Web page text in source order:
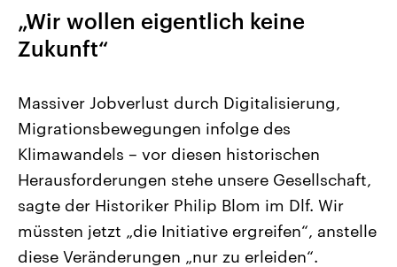
Landtagswahl Sachsen-Anhalt
2026
Alle Informationen
Sachsen-Anhalt wählt am 6.
September 2026 einen neuen
Landtag. Seit 2021 wird das
Bundesland von einer Koalition aus
CDU, SPD und FDP regiert.-
Umfragen, Prognosen,
USA
Aktuelle Beiträge,
Hintergründe
Wirtschaftlich und
gehören die Vereinigten
den mächtigsten Ländern
mit großem Einfluss auf
aktuelle Weltgeschehen.
„Wir wollen eigentlich keine
Zukunft“
Massiver Jobverlust durch Digitalisierung,
Migrationsbewegungen infolge des
Klimawandels – vor diesen historischen
Herausforderungen stehe unsere Gesellschaft,
sagte der Historiker Philip Blom im Dlf. Wir
müssten jetzt „die Initiative ergreifen“, anstelle
diese Veränderungen „nur zu erleiden“.